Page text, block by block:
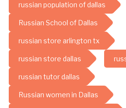
russian population of dallas
Russian School of Dallas
russian store arlington tx
russian store dallas
russian tutor dallas
Russian women in Dallas